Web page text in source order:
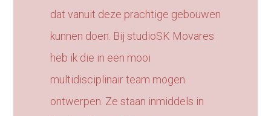
dat vanuit deze prachtige gebouwen
kunnen doen. Bij studioSK Movares
heb ik die in een mooi
multidisciplinair team mogen
ontwerpen. Ze staan inmiddels in